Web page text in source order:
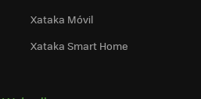
Xataka Móvil
Xataka Smart Home